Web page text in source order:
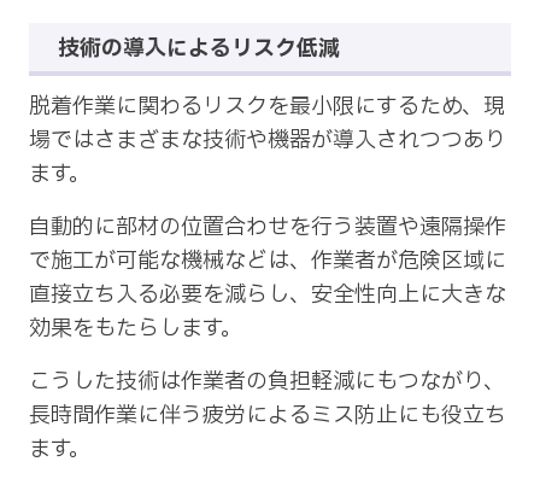
技術の導入によるリスク低減
脱着作業に関わるリスクを最小限にするため、現
場ではさまざまな技術や機器が導入されつつあり
ます。
自動的に部材の位置合わせを行う装置や遠隔操作
で施工が可能な機械などは、作業者が危険区域に
直接立ち入る必要を減らし、安全性向上に大きな
効果をもたらします。
こうした技術は作業者の負担軽減にもつながり、
長時間作業に伴う疲労によるミス防止にも役立ち
ます。